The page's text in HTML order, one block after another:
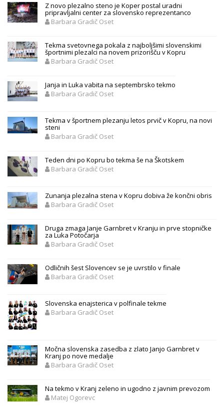
Z novo plezalno steno je Koper postal uradni
pripravljalni center za slovensko reprezentanco
Barbara Gradič Oset
Tekma svetovnega pokala z najboljšimi slovenskimi
športnimi plezalci na novem prizorišču v Kopru
Barbara Gradič Oset
Janja in Luka vabita na septembrsko tekmo
Barbara Gradič Oset
Tekma v športnem plezanju letos prvič v Kopru, na novi
steni
Barbara Gradič Oset
Teden dni po Kopru bo tekma še na Škotskem
Barbara Gradič Oset
Zunanja plezalna stena v Kopru dobiva že končni obris
Barbara Gradič Oset
Druga zmaga Janje Garnbret v Kranju in prve stopničke
za Luka Potočarja
Barbara Gradič Oset
Odličnih šest Slovencev se je uvrstilo v finale
Barbara Gradič Oset
Slovenska enajsterica v polfinale tekme
Barbara Gradič Oset
Močna slovenska zasedba z zlato Janjo Garnbret v
Kranj po nove medalje
Barbara Gradič Oset
Na tekmo v Kranj zeleno in ugodno z javnim prevozom
Matej Ogorevc